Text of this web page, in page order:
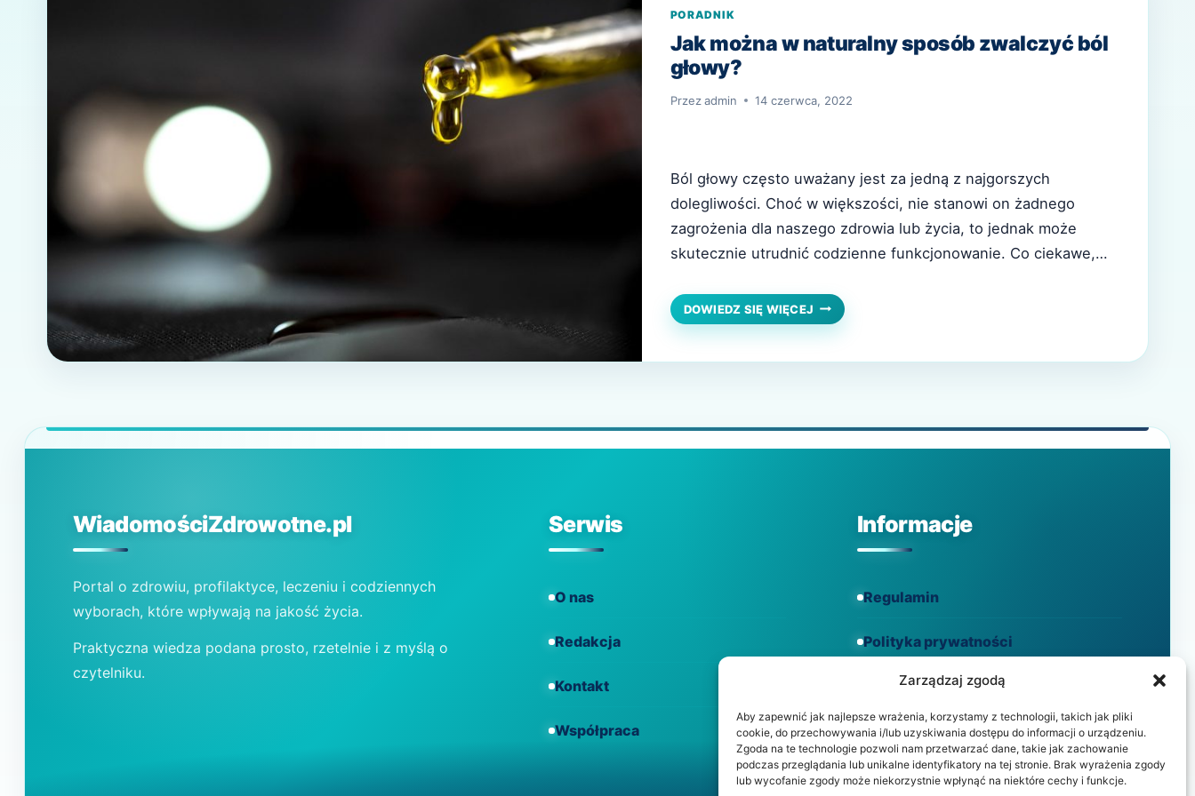
Zarządzaj zgodą
Aby zapewnić jak najlepsze wrażenia, korzystamy z technologii, takich jak pliki
cookie, do przechowywania i/lub uzyskiwania dostępu do informacji o urządzeniu.
Zgoda na te technologie pozwoli nam przetwarzać dane, takie jak zachowanie
podczas przeglądania lub unikalne identyfikatory na tej stronie. Brak wyrażenia zgody
lub wycofanie zgody może niekorzystnie wpłynąć na niektóre cechy i funkcje.
PORADNIK
Jak można w naturalny sposób zwalczyć ból
głowy?
Przez admin 14 czerwca, 2022
Ból głowy często uważany jest za jedną z najgorszych
dolegliwości. Choć w większości, nie stanowi on żadnego
zagrożenia dla naszego zdrowia lub życia, to jednak może
skutecznie utrudnić codzienne funkcjonowanie. Co ciekawe,
może mieć różnorodne podłoże. Za najczęstszą przyczynę
uważa się jednak nadmierny stres, który…
DOWIEDZ SIĘ WIĘCEJ JAK
MOŻNA
GŁOWY?
WiadomościZdrowotne.pl
Portal o zdrowiu, profilaktyce, leczeniu i codziennych
wyborach, które wpływają na jakość życia.
Praktyczna wiedza podana prosto, rzetelnie i z myślą o
czytelniku.
Serwis
O nas
Redakcja
Kontakt
Współpraca
Informacje
Regulamin
Polityka prywatności
Polityka cookies